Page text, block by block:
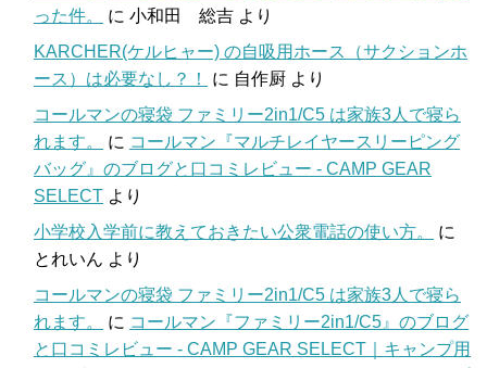
った件。
に 小和田 総吉 より
KARCHER(ケルヒャー) の自吸用ホース（サクションホ
ース）は必要なし？！
に 自作厨 より
コールマンの寝袋 ファミリー2in1/C5 は家族3人で寝ら
れます。
に コールマン『マルチレイヤースリーピング
バッグ』のブログと口コミレビュー - CAMP GEAR
SELECT より
小学校入学前に教えておきたい公衆電話の使い方。
に
とれいん より
コールマンの寝袋 ファミリー2in1/C5 は家族3人で寝ら
れます。
に コールマン『ファミリー2in1/C5』のブログ
と口コミレビュー - CAMP GEAR SELECT｜キャンプ用